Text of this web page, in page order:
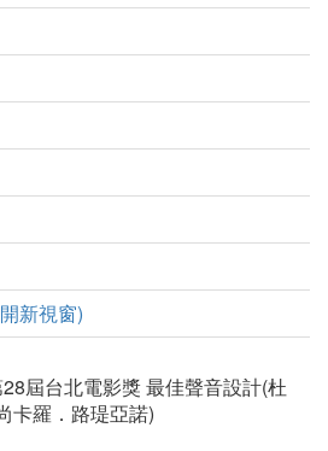
新視窗)
屆台北電影獎 最佳聲音設計(杜
卡羅．路瑅亞諾)